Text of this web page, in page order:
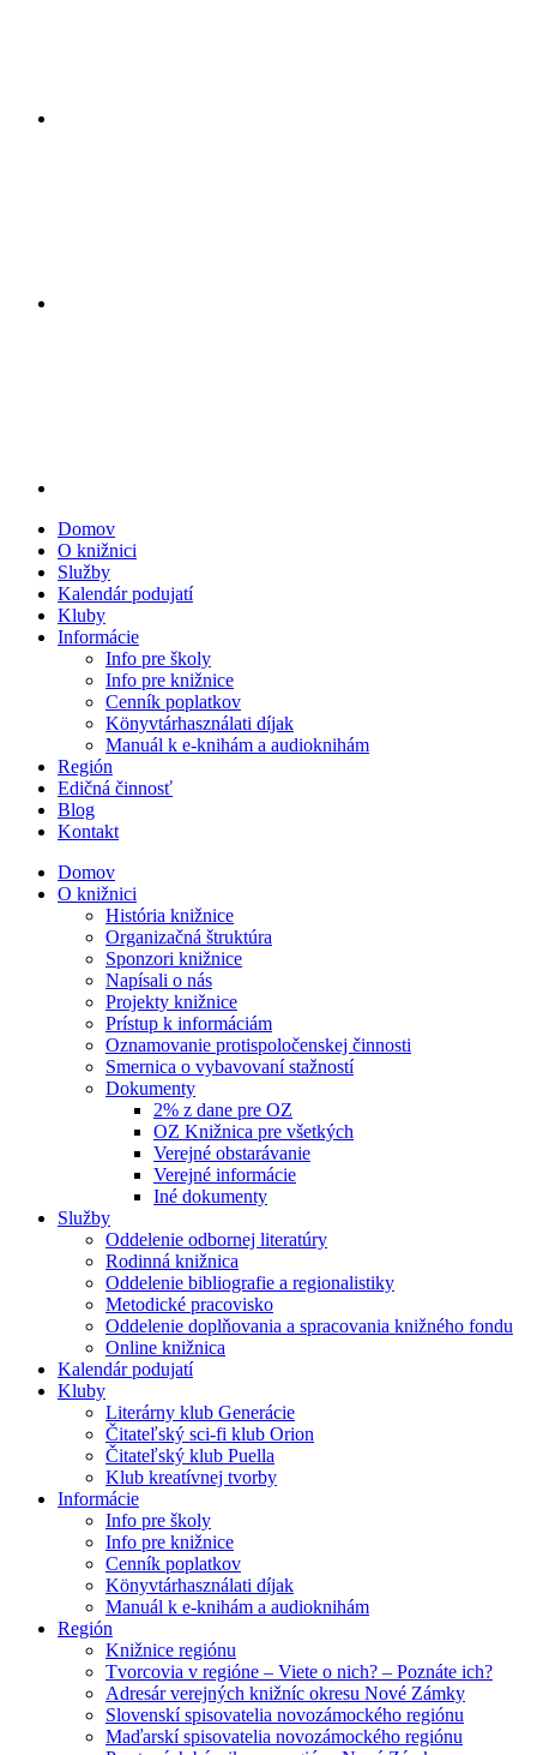
Domov
O knižnici
Služby
Kalendár podujatí
Kluby
Informácie
Info pre školy
Info pre knižnice
Cenník poplatkov
Könyvtárhasználati díjak
Manuál k e-knihám a audioknihám
Región
Edičná činnosť
Blog
Kontakt
Domov
O knižnici
História knižnice
Organizačná štruktúra
Sponzori knižnice
Napísali o nás
Projekty knižnice
Prístup k informáciám
Oznamovanie protispoločenskej činnosti
Smernica o vybavovaní stažností
Dokumenty
2% z dane pre OZ
OZ Knižnica pre všetkých
Verejné obstarávanie
Verejné informácie
Iné dokumenty
Služby
Oddelenie odbornej literatúry
Rodinná knižnica
Oddelenie bibliografie a regionalistiky
Metodické pracovisko
Oddelenie doplňovania a spracovania knižného fondu
Online knižnica
Kalendár podujatí
Kluby
Literárny klub Generácie
Čitateľský sci-fi klub Orion
Čitateľský klub Puella
Klub kreatívnej tvorby
Informácie
Info pre školy
Info pre knižnice
Cenník poplatkov
Könyvtárhasználati díjak
Manuál k e-knihám a audioknihám
Región
Knižnice regiónu
Tvorcovia v regióne – Viete o nich? – Poznáte ich?
Adresár verejných knižníc okresu Nové Zámky
Slovenskí spisovatelia novozámockého regiónu
Maďarskí spisovatelia novozámockého regiónu